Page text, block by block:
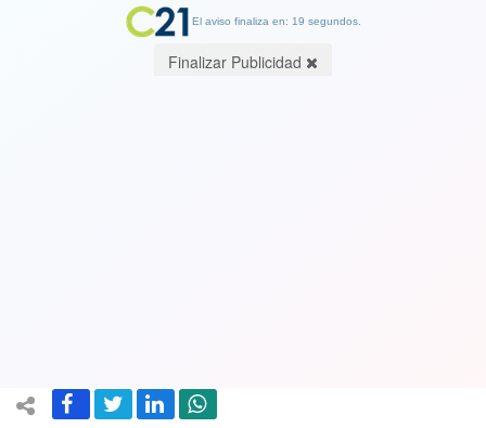
El aviso finaliza en: 18 segundos.
Finalizar Publicidad